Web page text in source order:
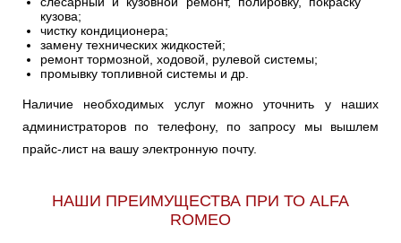
кузова;
чистку кондиционера;
замену технических жидкостей;
ремонт тормозной, ходовой, рулевой системы;
промывку топливной системы и др.
Наличие необходимых услуг можно уточнить у наших
администраторов по телефону, по запросу мы вышлем
прайс-лист на вашу электронную почту.
НАШИ ПРЕИМУЩЕСТВА ПРИ ТО ALFA
ROMEO